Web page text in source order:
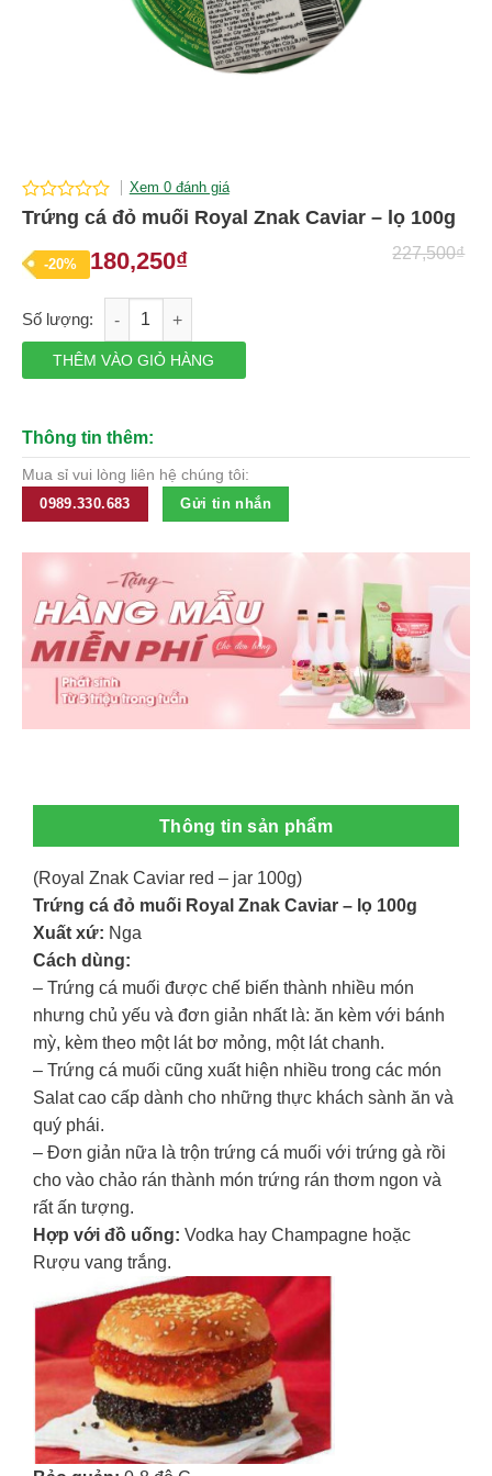
0
of
5
Xem 0 đánh giá
Trứng cá đỏ muối Royal Znak Caviar – lọ 100g
-20%
227,500₫
Giá
là:
227,500₫.
180,250₫Giá
là:
Trứng cá đỏ muối Royal Znak Caviar - lọ 100g số lượng
THÊM VÀO GIỎ HÀNG
Thông tin thêm:
Mua sỉ vui lòng liên hệ chúng tôi:
0989.330.683
Gửi tin nhắn
Thông tin sản phẩm
(Royal Znak Caviar red – jar 100g)
Trứng cá đỏ muối Royal Znak Caviar – lọ 100g
Xuất xứ: Nga
Cách dùng:
– Trứng cá muối được chế biến thành nhiều món
nhưng chủ yếu và đơn giản nhất là: ăn kèm với bánh
mỳ, kèm theo một lát bơ mỏng, một lát chanh.
– Trứng cá muối cũng xuất hiện nhiều trong các món
Salat cao cấp dành cho những thực khách sành ăn và
quý phái.
– Đơn giản nữa là trộn trứng cá muối với trứng gà rồi
cho vào chảo rán thành món trứng rán thơm ngon và
rất ấn tượng.
Hợp với đồ uống: Vodka hay Champagne hoặc
Rượu vang trắng.